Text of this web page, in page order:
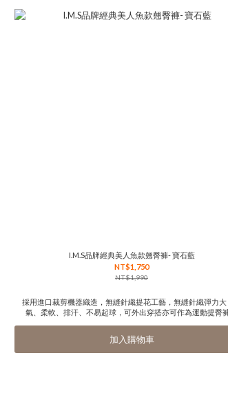
I.M.S品牌經典美人魚款翹臀褲- 寶石藍
NT$1,750
NT$1,990
採用進口裁剪機器織造，無縫針織提花工藝，無縫針織彈力大
氣、柔軟、排汗、不易起球，可外出穿搭亦可作為運動提臀褲
加入購物車